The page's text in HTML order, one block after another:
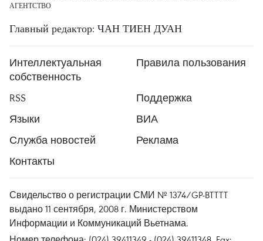
АГЕНТСТВО
Главный редактор: ЧАН ТИЕН ДУАН
Интеллектуальная
собственность
Правила пользования
RSS
Поддержка
Языки
ВИА
Служба новостей
Реклама
Контакты
Свидельство о регистрации СМИ № 1374/GP-BTTTT
выдано 11 сентября, 2008 г. Министерством
Информации и Коммуникаций Вьетнама.